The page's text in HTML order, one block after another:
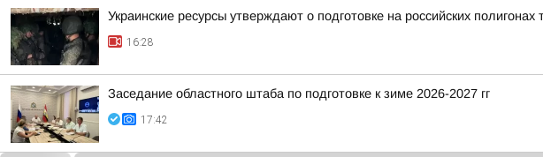
Украинские ресурсы утверждают о подготовке на российских полигонах
16:28
Заседание областного штаба по подготовке к зиме 2026-2027 гг
17:42